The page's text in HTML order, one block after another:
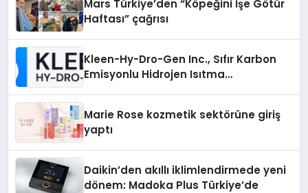
Mars Türkiye’den “Köpeğini İşe Götür
Haftası” çağrısı
Kleen-Hy-Dro-Gen Inc., Sıfır Karbon
Emisyonlu Hidrojen Isıtma
Marie Rose kozmetik sektörüne giriş
yaptı
Daikin’den akıllı iklimlendirmede yeni
dönem: Madoka Plus Türkiye’de